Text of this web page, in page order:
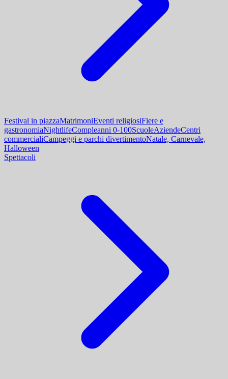
Festival in piazzaMatrimoniEventi religiosiFiere e
gastronomiaNightlifeCompleanni 0-100ScuoleAziendeCentri
commercialiCampeggi e parchi divertimentoNatale, Carnevale,
Halloween
Spettacoli